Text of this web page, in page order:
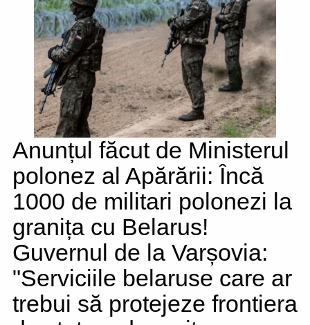
Anunțul făcut de Ministerul
polonez al Apărării: Încă
1000 de militari polonezi la
granița cu Belarus!
Guvernul de la Varșovia:
"Serviciile belaruse care ar
trebui să protejeze frontiera